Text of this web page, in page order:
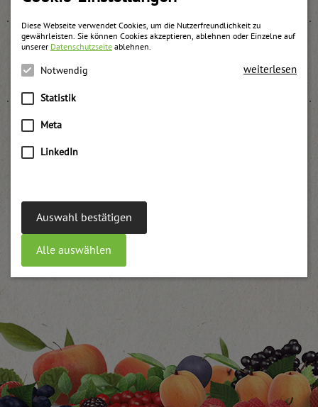
Diese Webseite verwendet Cookies, um die Nutzerfreundlichkeit zu
gewährleisten. Sie können Cookies akzeptieren, ablehnen oder Einzelne auf
unserer Datenschutzseite ablehnen.
Notwendig
Statistik
Meta
LinkedIn
weiterlesen
Auswahl bestätigen
Alle auswählen
Himbeer BIO-Fruchtaufstrich